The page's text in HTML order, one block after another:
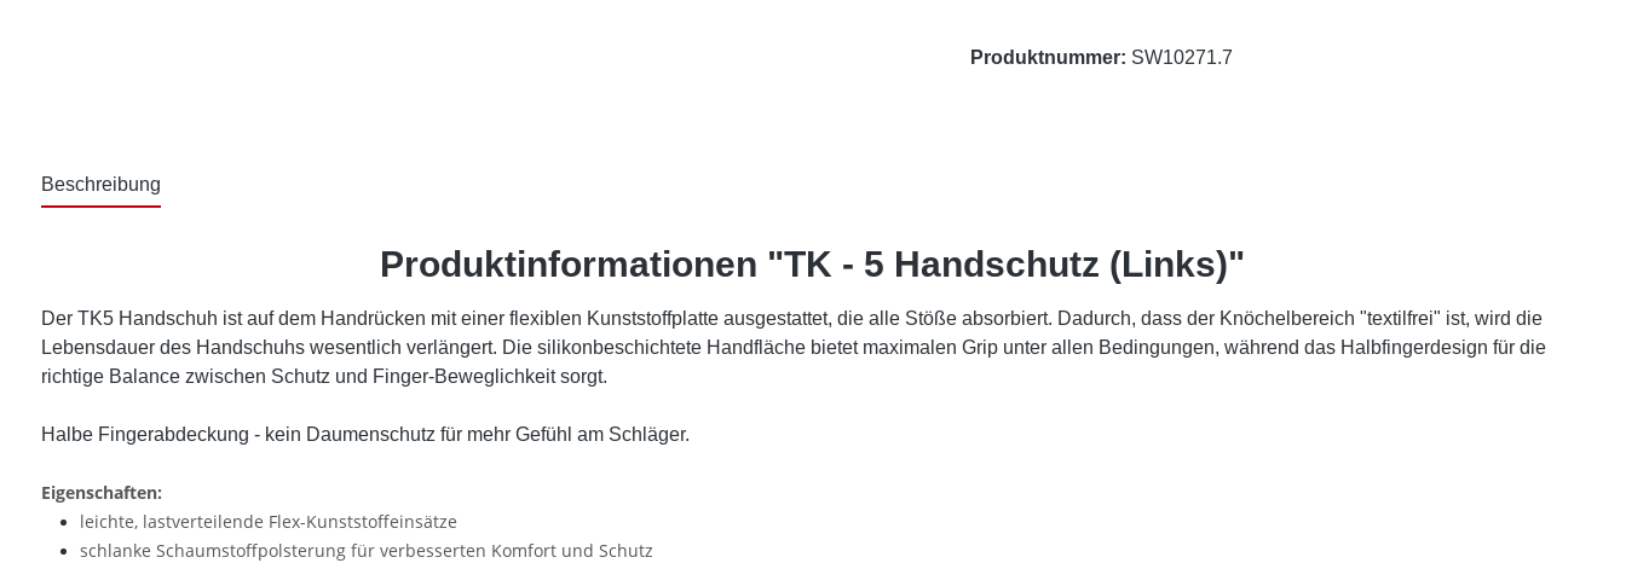
Produktnummer: SW10271.7
Beschreibung
Produktinformationen "TK - 5 Handschutz (Links)"
Der TK5 Handschuh ist auf dem Handrücken mit einer flexiblen Kunststoffplatte ausgestattet, die alle Stöße absorbiert. Dadurch, dass der Knöchelbereich "textilfrei" ist, wird die
Lebensdauer des Handschuhs wesentlich verlängert. Die silikonbeschichtete Handfläche bietet maximalen Grip unter allen Bedingungen, während das Halbfingerdesign für die
richtige Balance zwischen Schutz und Finger-Beweglichkeit sorgt.
Halbe Fingerabdeckung - kein Daumenschutz für mehr Gefühl am Schläger.
Eigenschaften:
leichte, lastverteilende Flex-Kunststoffeinsätze
schlanke Schaumstoffpolsterung für verbesserten Komfort und Schutz